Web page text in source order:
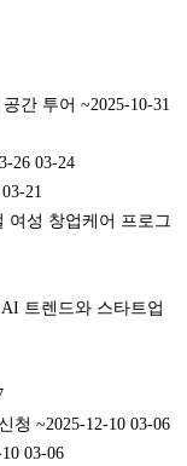
간 투어 ~2025-10-31
26 03-24
03-21
여성 창업케어 프로그
트렌드와 스타트업
청 ~2025-12-10 03-06
03-06